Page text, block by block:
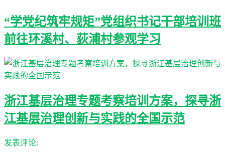
“学党纪筑牢规矩”党组织书记干部培训班
前往环溪村、荻浦村参观学习
浙江基层治理专题考察培训方案，探寻浙
江基层治理创新与实践的全国示范
发表评论: